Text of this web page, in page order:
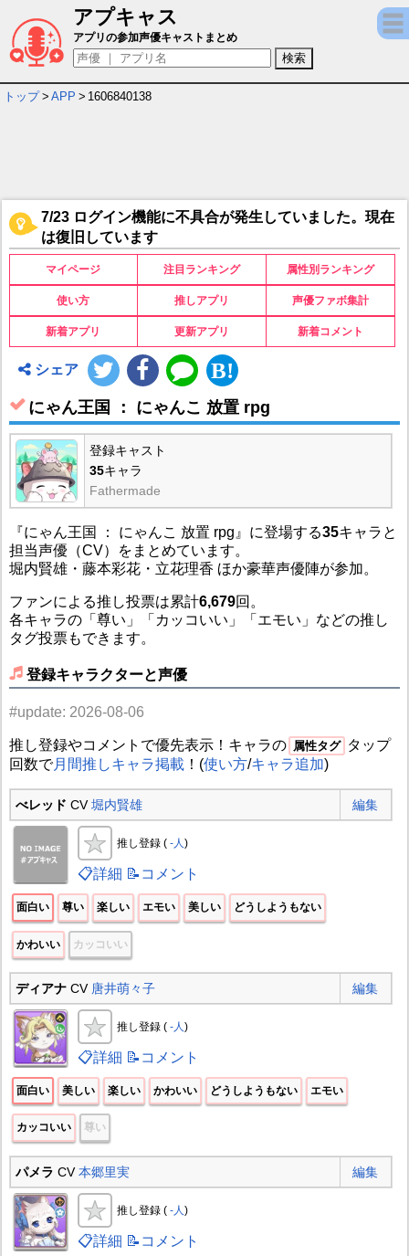
アプキャス
にゃん王国 ： にゃんこ 放置 rpg キャラ＆声
アプリの参加声優キャストまとめ
トップ > APP > 1606840138
7/23 ログイン機能に不具合が発生していました。現在
は復旧しています
マイページ 注目ランキング 属性別ランキング
使い方 推しアプリ 声優ファボ集計
新着アプリ 更新アプリ 新着コメント
シェア
にゃん王国 ： にゃんこ 放置 rpg
登録キャスト
35キャラ
Fathermade
『にゃん王国 ： にゃんこ 放置 rpg』に登場する35キャラと
担当声優（CV）をまとめています。
堀内賢雄・藤本彩花・立花理香 ほか豪華声優陣が参加。
ファンによる推し投票は累計6,679回。
各キャラの「尊い」「カッコいい」「エモい」などの推し
タグ投票もできます。
登録キャラクターと声優
#update: 2026-08-06
推し登録やコメントで優先表示！キャラの 属性タグ
タップ
回数で月間推しキャラ掲載！(使い方/キャラ追加)
べレッド CV堀内賢雄 編集
推し登録 ( -人)
📋詳細 📝コメント
面白い 尊い 楽しい エモい 美しい どうしようもない
かわいい カッコいい
ディアナCV 唐井萌々子 編集
推し登録 ( -人)
📋詳細 📝コメント
面白い 美しい 楽しい かわいい どうしようもない エモい
カッコいい 尊い
パメラ CV本郷里実 編集
推し登録 ( -人)
📋詳細 📝コメント